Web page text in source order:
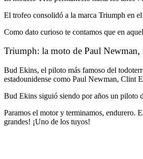
El trofeo consolidó a la marca Triumph en
Como dato curioso te contamos que en
Triumph: la moto de Paul
Bud Ekins, el piloto más famoso del
estadounidense como Paul Newman, Clint
Bud Ekins siguió siendo por años un piloto
Paramos el motor y terminamos, endurero.
grandes! ¡Uno de los tuyos!